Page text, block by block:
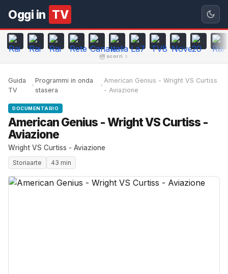
Oggi in TV
scorri
Guida
TV
Programmi in onda
stasera
American Genius - Wright VS Curtiss
- Aviazione
DOCUMENTARIO
American Genius - Wright VS Curtiss -
Aviazione
Wright VS Curtiss - Aviazione
Storiaarte 43 min